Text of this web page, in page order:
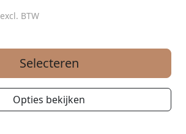
excl. BTW
Selecteren
Opties bekijken